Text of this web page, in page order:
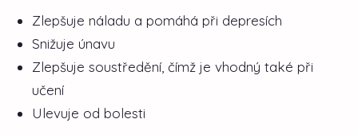
Zlepšuje náladu a pomáhá při depresích
Snižuje únavu
Zlepšuje soustředění, čímž je vhodný také při
učení
Ulevuje od bolesti